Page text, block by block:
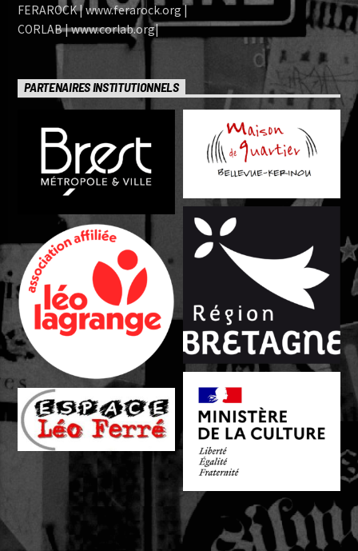
FERAROCK | www.ferarock.org |
CORLAB | www.corlab.org|
PARTENAIRES INSTITUTIONNELS